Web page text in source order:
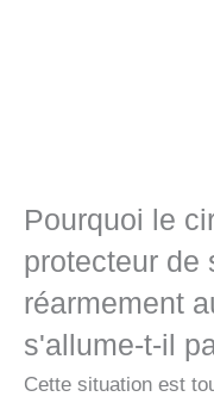
Pourquoi le
protecteur de
réarmement
s'allume-t-il
Cette situation est